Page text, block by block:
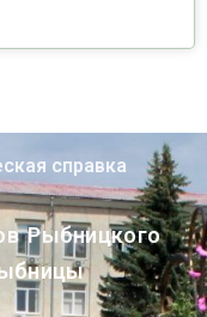
справка
Рыбницкого